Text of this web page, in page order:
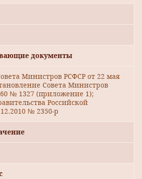
документы
Министров РСФСР от 22 мая
Совета Министров
№ 1327 (приложение 1);
Российской
№ 2350-р